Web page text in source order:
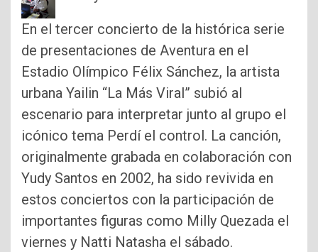
En el tercer concierto de la histórica serie
de presentaciones de Aventura en el
Estadio Olímpico Félix Sánchez, la artista
urbana Yailin “La Más Viral” subió al
escenario para interpretar junto al grupo el
icónico tema Perdí el control. La canción,
originalmente grabada en colaboración con
Yudy Santos en 2002, ha sido revivida en
estos conciertos con la participación de
importantes figuras como Milly Quezada el
viernes y Natti Natasha el sábado.